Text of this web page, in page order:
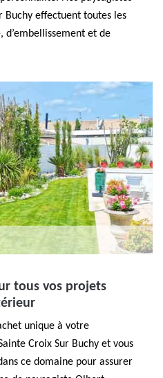
Buchy effectuent toutes les
d’embellissement et de
tous vos projets
unique à votre
Croix Sur Buchy et vous
ce domaine pour assurer